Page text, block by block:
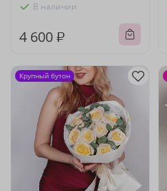
В наличии
4 600 ₽
Крупный бутон